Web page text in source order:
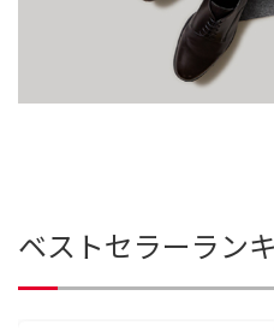
ベストセラーラン